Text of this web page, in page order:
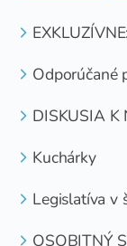
Odporúčané
DISKUSIA K
Kuchárky
Legislatíva v
OSOBITNÝ